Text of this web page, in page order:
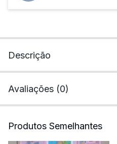
Descrição
Avaliações (0)
Produtos Semelhantes